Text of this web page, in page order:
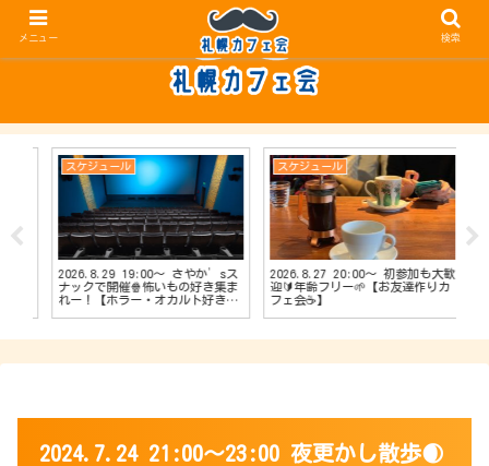
スケジュール
2026.8.29 19:00〜 さやか’sス
ナックで開催🍿怖いもの好き集ま
れー！【ホラー・オカルト好きカ
スケジュール
2026.8.27 20:00〜 初参加も大歓
迎🔰年齢フリー🌱【お友達作りカ
フェ会☕️】
2024.7.24 21:00～23:00 夜更かし散歩🌒
メニュー 検索